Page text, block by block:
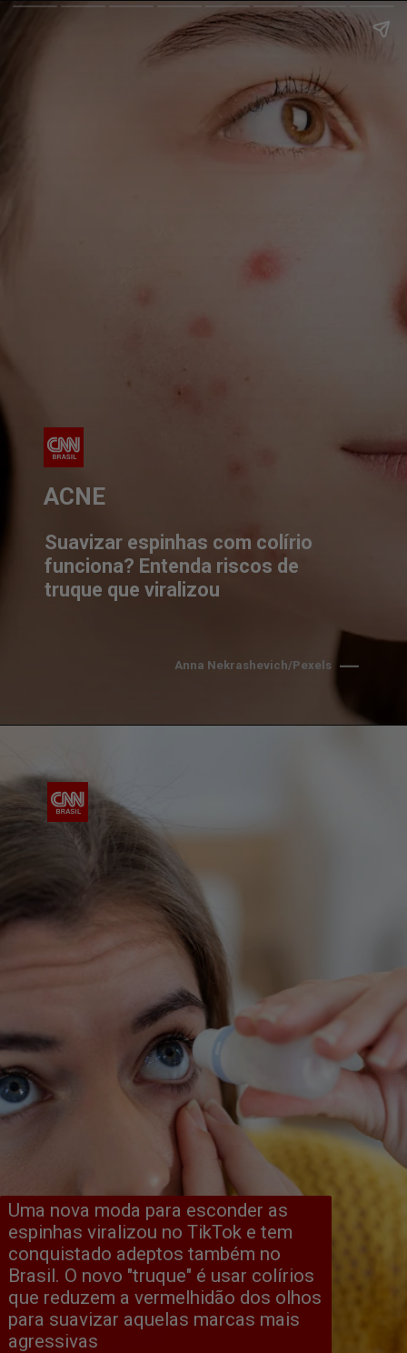
ACNE
Suavizar espinhas com colírio
funciona? Entenda riscos de
truque que viralizou
Anna Nekrashevich/Pexels
Uma nova moda para esconder as
espinhas viralizou no TikTok e tem
conquistado adeptos também no
Brasil. O novo "truque" é usar colírios
que reduzem a vermelhidão dos olhos
para suavizar aquelas marcas mais
agressivas